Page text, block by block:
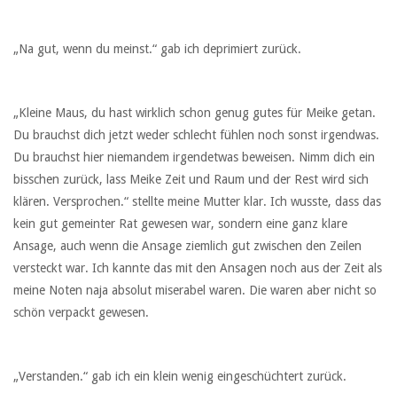
„Na gut, wenn du meinst.“ gab ich deprimiert zurück.
„Kleine Maus, du hast wirklich schon genug gutes für Meike getan.
Du brauchst dich jetzt weder schlecht fühlen noch sonst irgendwas.
Du brauchst hier niemandem irgendetwas beweisen. Nimm dich ein
bisschen zurück, lass Meike Zeit und Raum und der Rest wird sich
klären. Versprochen.“ stellte meine Mutter klar. Ich wusste, dass das
kein gut gemeinter Rat gewesen war, sondern eine ganz klare
Ansage, auch wenn die Ansage ziemlich gut zwischen den Zeilen
versteckt war. Ich kannte das mit den Ansagen noch aus der Zeit als
meine Noten naja absolut miserabel waren. Die waren aber nicht so
schön verpackt gewesen.
„Verstanden.“ gab ich ein klein wenig eingeschüchtert zurück.